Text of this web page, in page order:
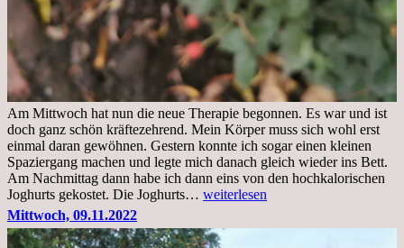
Am Mittwoch hat nun die neue Therapie begonnen. Es war und ist
doch ganz schön kräftezehrend. Mein Körper muss sich wohl erst
einmal daran gewöhnen. Gestern konnte ich sogar einen kleinen
Spaziergang machen und legte mich danach gleich wieder ins Bett.
Am Nachmittag dann habe ich dann eins von den hochkalorischen
Joghurts gekostet. Die Joghurts… Freitag,
Therapie
Beginn
weiterlesen
Mittwoch, 09.11.2022